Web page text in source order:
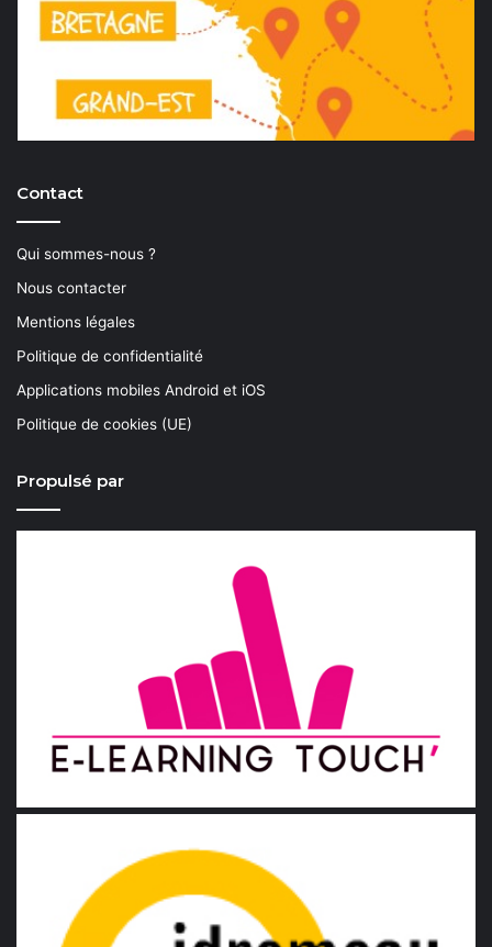
Contact
Qui sommes-nous ?
Nous contacter
Mentions légales
Politique de confidentialité
Applications mobiles Android et iOS
Politique de cookies (UE)
Propulsé par